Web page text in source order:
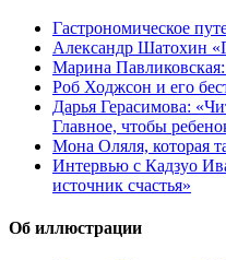
Гастрономическое
Александр Шатохин
Марина
Роб Ходжсон и его
Дарья Герасимова:
Главное, чтобы
Мона Оляля, которая
Интервью с Кадзуо
источник счастья»
Об иллюстрации